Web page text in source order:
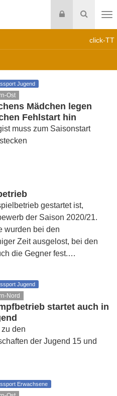
Suche
Login
click-TT
Jugend
Ost
Mädchen legen
Fehlstart hin
muss zum Saisonstart
gestartet ist,
der Saison 2020/21.
wurden bei den
Zeit ausgelost, bei den
die Gegner fest.…
Jugend
Nord
startet auch in
den
der Jugend 15 und
Erwachsene